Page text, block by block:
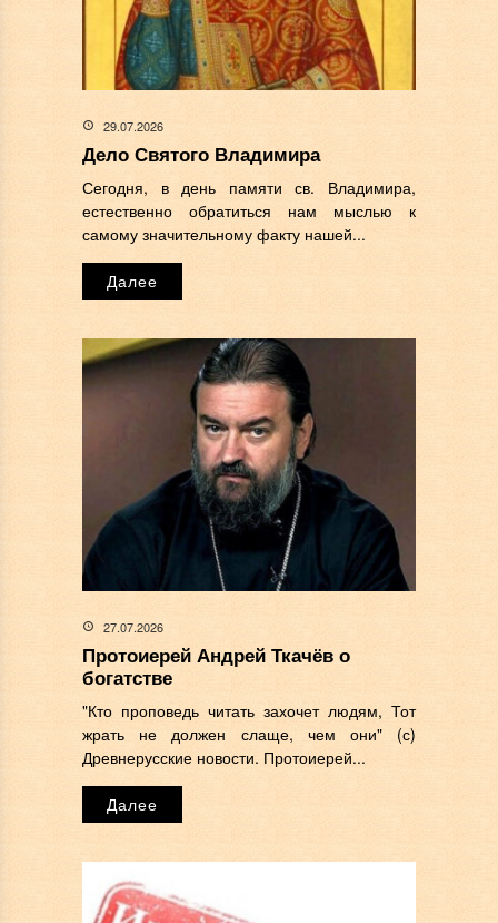
29.07.2026
Дело Святого Владимира
Сегодня, в день памяти св. Владимира,
естественно обратиться нам мыслью к
самому значительному факту нашей...
Далее
27.07.2026
Протоиерей Андрей Ткачёв о
богатстве
"Кто проповедь читать захочет людям, Тот
жрать не должен слаще, чем они" (с)
Древнерусские новости. Протоиерей...
Далее